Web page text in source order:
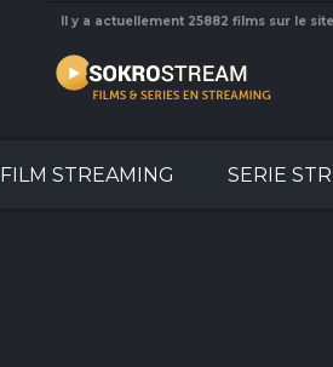
Il y a actuellement 25882 films sur le
FILM STREAMING SERIE